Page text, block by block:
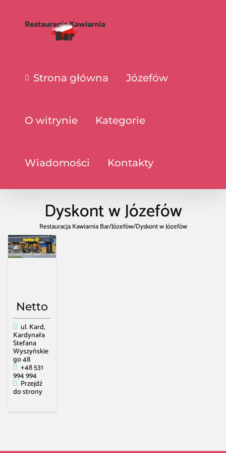
Strona główna Józefów
O witrynie Kategorie
Wiadomości Kontakty
Dyskont w Józefów
Restauracja Kawiarnia Bar/Józefów/Dyskont w Józefów
Netto
ul. Kard,
Kardynała
Stefana
Wyszyńskie
go 48
+48 531
994 994
Przejdź
do strony